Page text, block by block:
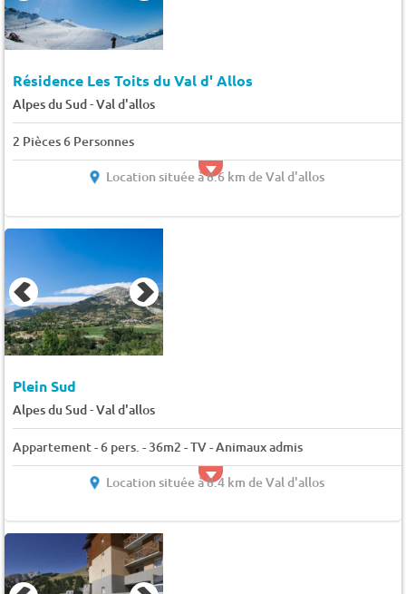
Résidence Les Toits du Val d' Allos
Alpes du Sud-Val d'allos
2 Pièces 6 Personnes
Location située à 8.6 km de Val d'allos
Plein Sud
Alpes du Sud-Val d'allos
Appartement - 6 pers. - 36m2 - TV - Animaux admis
Location située à 8.4 km de Val d'allos